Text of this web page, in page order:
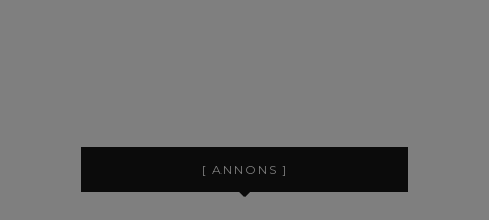
[ ANNONS ]